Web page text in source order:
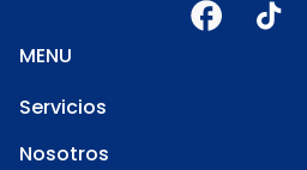
MENU
Servicios
Nosotros